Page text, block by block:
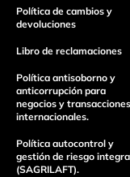
Política de cambios y
devoluciones
Libro de reclamaciones
Política antisoborno y
anticorrupción para
negocios y transacciones
internacionales.
Política autocontrol y
gestión de riesgo
(SAGRILAFT).